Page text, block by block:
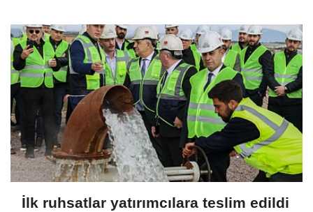
İlk ruhsatlar yatırımcılara teslim edildi